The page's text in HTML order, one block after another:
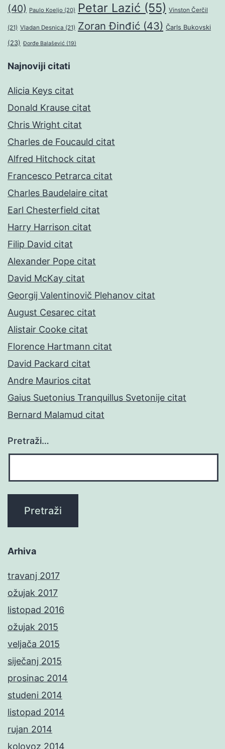
(40) Paulo Koeljo (20) Petar Lazić (55) Vinston Čerčil
(21) Vladan Desnica (21) Zoran Đinđić (43) Čarls Bukovski
(23) Đorđe Balašević (19)
Najnoviji citati
Alicia Keys citat
Donald Krause citat
Chris Wright citat
Charles de Foucauld citat
Alfred Hitchock citat
Francesco Petrarca citat
Charles Baudelaire citat
Earl Chesterfield citat
Harry Harrison citat
Filip David citat
Alexander Pope citat
David McKay citat
Georgij Valentinovič Plehanov citat
August Cesarec citat
Alistair Cooke citat
Florence Hartmann citat
David Packard citat
Andre Maurios citat
Gaius Suetonius Tranquillus Svetonije citat
Bernard Malamud citat
Pretraži…
Arhiva
travanj 2017
ožujak 2017
listopad 2016
ožujak 2015
veljača 2015
siječanj 2015
prosinac 2014
studeni 2014
listopad 2014
rujan 2014
kolovoz 2014